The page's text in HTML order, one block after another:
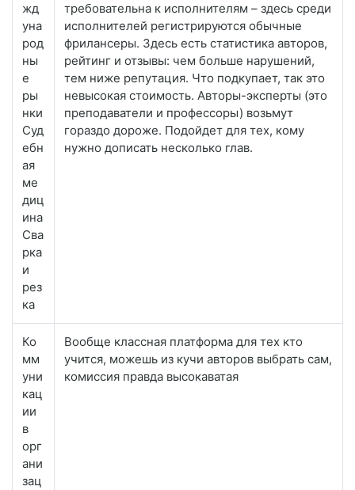
жд
уна
род
ны
е
ры
нки
Суд
ебн
ая
ме
диц
ина
Сва
рка
и
рез
ка
требовательна к исполнителям – здесь среди
исполнителей регистрируются обычные
фрилансеры. Здесь есть статистика авторов,
рейтинг и отзывы: чем больше нарушений,
тем ниже репутация. Что подкупает, так это
невысокая стоимость. Авторы-эксперты (это
преподаватели и профессоры) возьмут
гораздо дороже. Подойдет для тех, кому
нужно дописать несколько глав.
Ко
мм
уни
кац
ии
в
орг
ани
зац
Вообще классная платформа для тех кто
учится, можешь из кучи авторов выбрать сам,
комиссия правда высокаватая